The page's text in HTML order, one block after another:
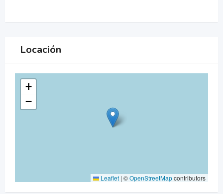
Locación
+
−
Leaflet | ©OpenStreetMapcontributors